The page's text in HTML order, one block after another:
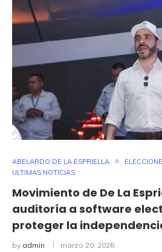
ABELARDO DE LA ESPRIELLA
ULTIMAS NOTICIAS
Movimiento de De La
auditoría a software
proteger la
by admin marzo 20, 2026